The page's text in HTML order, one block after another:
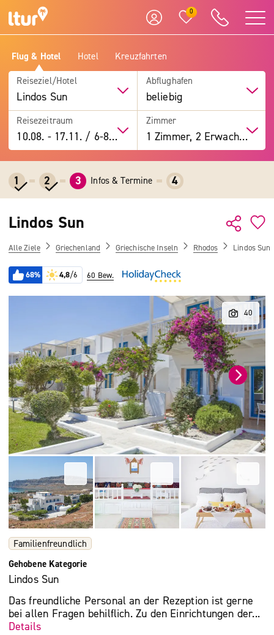
0
Flug & Hotel Hotel Kreuzfahrten
Reiseziel/Hotel
Lindos Sun
Abflughafen
beliebig
Reisezeitraum
10.08. -17.11. / 6-8 Tage
Zimmer
1 Zimmer, 2 Erwachsene
1 2 3 Infos & Termine 4
Lindos Sun
Alle Ziele Griechenland Griechische Inseln Rhodos Lindos Sun
68% 4,8/6 60 Bew.
Familienfreundlich
Gehobene Kategorie
Lindos Sun
Das freundliche Personal an der Rezeption ist gerne
bei allen Fragen behilflich. Zu den Einrichtungen der...
Details